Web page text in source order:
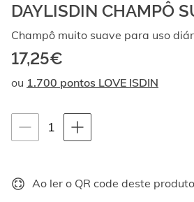
vídeos.
Ao
com
setas
cima
para
elementos
DAYLISDIN CHAMPÔ
Champô muito suave para uso
17,25€
ou 1.700 pontos LOVE ISDIN
Instruções de navegação por teclado
1 quantity-
selector.totalUnit
Ao ler o QR code deste